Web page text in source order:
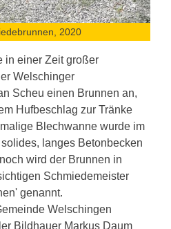
2020
in einer Zeit großer
Welschinger
Scheu einen Brunnen an,
Hufbeschlag zur Tränke
Blechwanne wurde im
langes Betonbecken
wird der Brunnen in
Schmiedemeister
genannt.
Welschingen
Bildhauer Markus Daum